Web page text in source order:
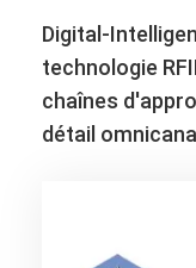
Digital-
technologie
chaînes
détail